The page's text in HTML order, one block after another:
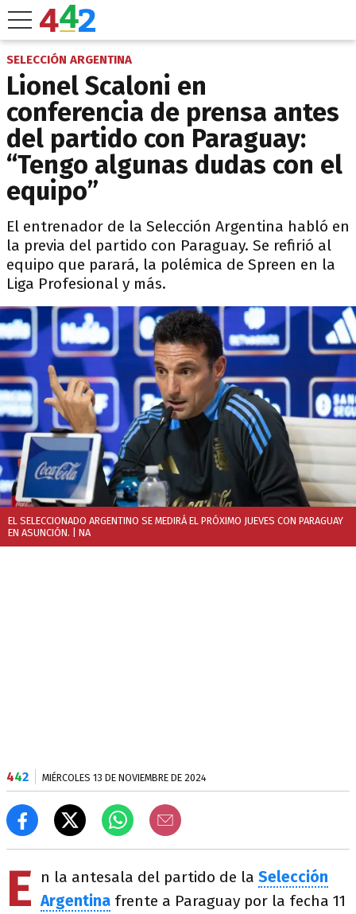
SELECCIÓN ARGENTINA
Lionel Scaloni en
conferencia de prensa antes
del partido con Paraguay:
“Tengo algunas dudas con el
equipo”
El entrenador de la Selección Argentina habló en
la previa del partido con Paraguay. Se refirió al
equipo que parará, la polémica de Spreen en la
Liga Profesional y más.
EL SELECCIONADO ARGENTINO SE MEDIRÁ EL PRÓXIMO JUEVES CON PARAGUAY
EN ASUNCIÓN.
| NA
442 MIÉRCOLES 13 DE NOVIEMBRE DE 2024
E n la antesala del partido de la Selección
Argentina frente a Paraguay por la fecha 11